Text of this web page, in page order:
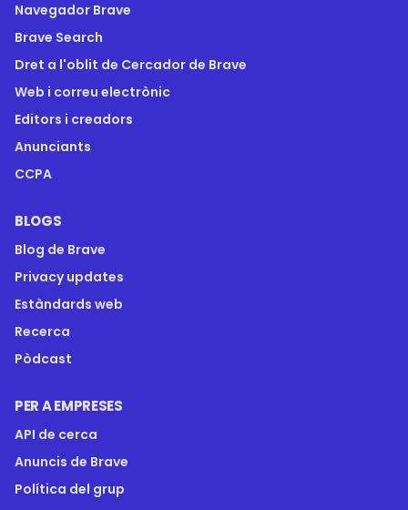
Navegador Brave
Brave Search
Dret a l'oblit de Cercador de Brave
Web i correu electrònic
Editors i creadors
Anunciants
CCPA
BLOGS
Blog de Brave
Privacy updates
Estàndards web
Recerca
Pòdcast
PER A EMPRESES
API de cerca
Anuncis de Brave
Política del grup